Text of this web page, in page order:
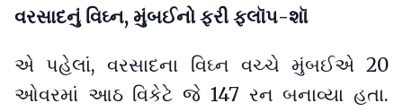
વરસાદનું વિઘ્ન, મુંબઈનો ફરી ફ્લૉપ-શૉ
એ પહેલાં, વરસાદના વિઘ્ન વચ્ચે મુંબઈએ 20
ઓવરમાં આઠ વિકેટે જે 147 રન બનાવ્યા હતા.